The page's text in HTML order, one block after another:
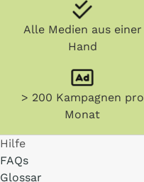
Alle Medien aus einer
Hand
> 200 Kampagnen pro
Monat
Hilfe
FAQs
Glossar